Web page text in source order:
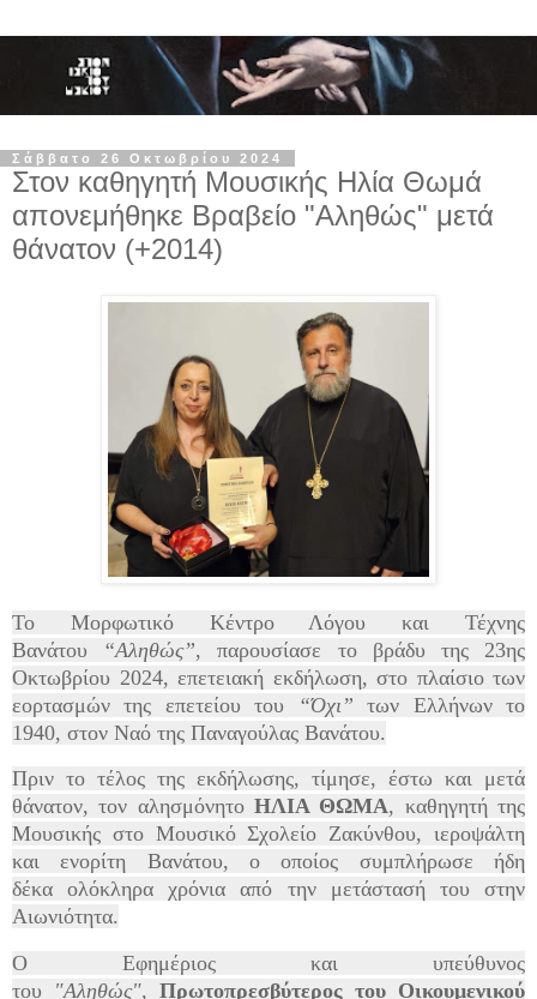
Σάββατο 26 Οκτωβρίου 2024
Στον καθηγητή Μουσικής Ηλία Θωμά
απονεμήθηκε Βραβείο "Αληθώς" μετά
θάνατον (+2014)
Το Μορφωτικό Κέντρο Λόγου και Τέχνης
Βανάτου “Αληθώς”, παρουσίασε το βράδυ της 23ης
Οκτωβρίου 2024, επετειακή εκδήλωση, στο πλαίσιο των
εορτασμών της επετείου του
“Όχι” των Ελλήνων το
1940, στον Ναό της Παναγούλας Βανάτου.
Πριν το τέλος της εκδήλωσης, τίμησε, έστω και μετά
θάνατον, τον αλησμόνητο ΗΛΙΑ ΘΩΜΑ, καθηγητή της
Μουσικής στο Μουσικό Σχολείο Ζακύνθου, ιεροψάλτη
και ενορίτη Βανάτου, ο οποίος συμπλήρωσε ήδη
δέκα ολόκληρα χρόνια από την μετάστασή του στην
Αιωνιότητα.
Ο Εφημέριος και υπεύθυνος
του "Αληθώς", Πρωτοπρεσβύτερος του Οικουμενικού